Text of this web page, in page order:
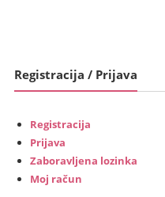
Registracija / Prijava
Registracija
Prijava
Zaboravljena lozinka
Moj račun